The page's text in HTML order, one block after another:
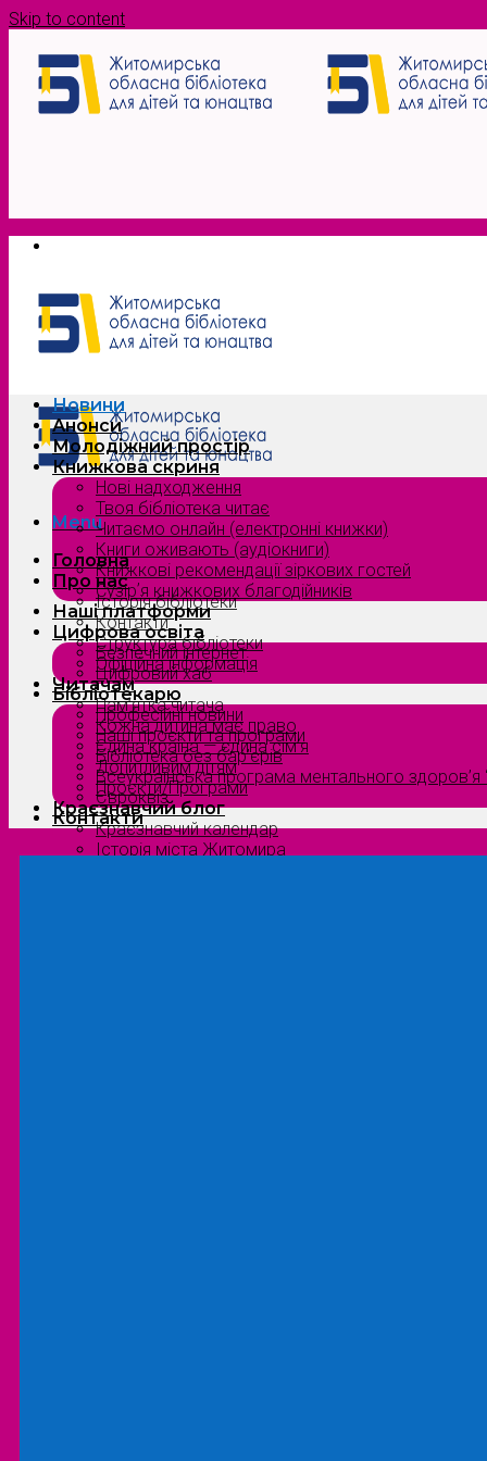
Skip to content
Menu
Головна
Про нас
Історія бібліотеки
Контакти
Структура бібліотеки
Офіційна інформація
Читачам
Пам’ятка читача
Кожна дитина має право
Єдина країна — єдина сім’я
Допитливим дітям
Проєкти/Програми
Краєзнавчий блог
Краєзнавчий календар
Історія міста Житомира
Новини
Анонси
Молодіжний простір
Книжкова скриня
Нові надходження
Твоя бібліотека читає
Читаємо онлайн (електронні книжки)
Книги оживають (аудіокниги)
Книжкові рекомендації зіркових гостей
Сузірʼя книжкових благодійників
Наші платформи
Цифрова освіта
Безпечний інтернет
Цифровий хаб
Бібліотекарю
Професійні новини
Наші проєкти та програми
Бібліотека без бар’єрів
Всеукраїнська програма ментального здоров’я
Євроквіз
Контакти